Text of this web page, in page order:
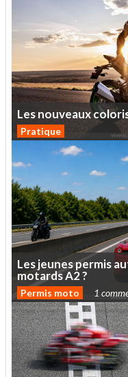
Lesnouveaux
Pratique
Lesjeunespermis
motardsA2?
Permis moto 1